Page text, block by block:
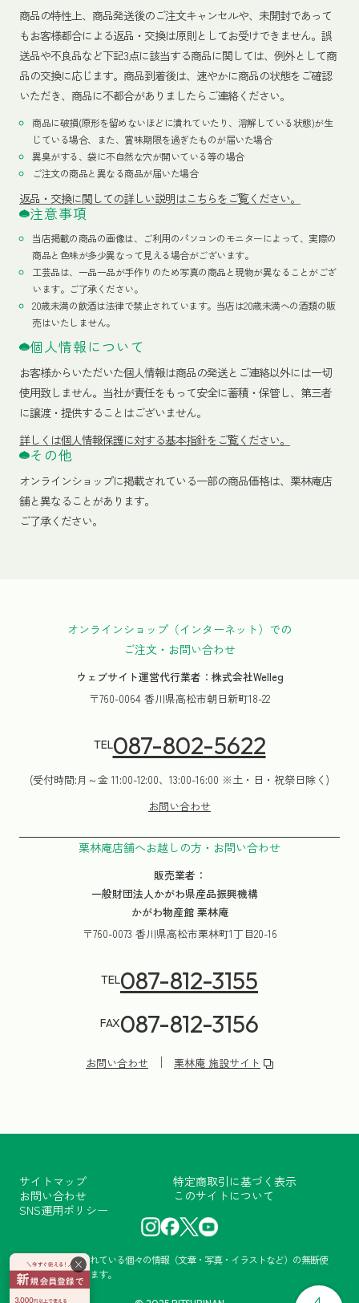
×
商品の特性上、商品発送後のご注文キャンセルや、未開封であって
もお客様都合による返品・交換は原則としてお受けできません。誤
送品や不良品など下記3点に該当する商品に関しては、例外として商
品の交換に応じます。商品到着後は、速やかに商品の状態をご確認
いただき、商品に不都合がありましたらご連絡ください。
商品に破損(原形を留めないほどに潰れていたり、溶解している状態)が生
じている場合、また、賞味期限を過ぎたものが届いた場合
異臭がする、袋に不自然な穴が開いている等の場合
ご注文の商品と異なる商品が届いた場合
返品・交換に関しての詳しい説明はこちらをご覧ください。
注意事項
当店掲載の商品の画像は、ご利用のパソコンのモニターによって、実際の
商品と色味が多少異なって見える場合がございます。
工芸品は、一品一品が手作りのため写真の商品と現物が異なることがござ
います。ご了承ください。
20歳未満の飲酒は法律で禁止されています。当店は20歳未満への酒類の販
売はいたしません。
個人情報について
お客様からいただいた個人情報は商品の発送とご連絡以外には一切
使用致しません。当社が責任をもって安全に蓄積・保管し、第三者
に譲渡・提供することはございません。
詳しくは個人情報保護に対する基本指針をご覧ください。
その他
オンラインショップに掲載されている一部の商品価格は、栗林庵店
舗と異なることがあります。
ご了承ください。
オンラインショップ（インターネット）での
ご注文・お問い合わせ
ウェブサイト運営代行業者：株式会社Welleg
〒760-0064 香川県高松市朝日新町18-22
TEL087-802-5622
(受付時間:月～金 11:00-12:00、13:00-16:00 ※土・日・祝祭日除く)
お問い合わせ
栗林庵店舗へお越しの方・お問い合わせ
販売業者：
一般財団法人かがわ県産品振興機構
かがわ物産館 栗林庵
〒760-0073 香川県高松市栗林町1丁目20-16
TEL087-812-3155
FAX087-812-3156
お問い合わせ 栗林庵 施設サイト
サイトマップ
特定商取引に基づく表示
お問い合わせ
このサイトについて
SNS運用ポリシー
当サイトに掲載されている個々の情報（文章・写真・イラストなど）の無断使
用・転載を禁止します。